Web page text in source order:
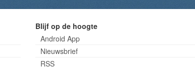
Blijf op de hoogte
Android App
Nieuwsbrief
RSS